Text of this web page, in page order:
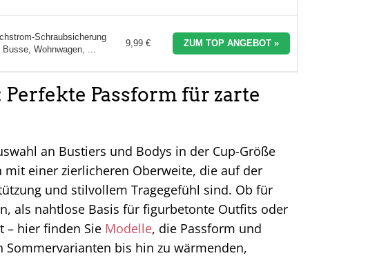
Schraubsicherung
Wohnwagen, ...
9,99 € ZUM TOP ANGEBOT »
Passform für zarte
an Bustiers und Bodys in der Cup-Größe
mit einer zierlicheren Oberweite, die auf der
und stilvollem Tragegefühl sind. Ob für
als nahtlose Basis für figurbetonte Outfits oder
– hier finden Sie Modelle, die Passform und
bis hin zu wärmenden,